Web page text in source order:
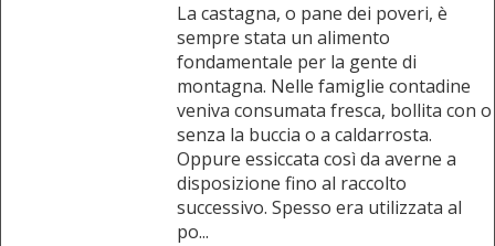
La castagna, o pane dei poveri, è
sempre stata un alimento
fondamentale per la gente di
montagna. Nelle famiglie contadine
veniva consumata fresca, bollita con o
senza la buccia o a caldarrosta.
Oppure essiccata così da averne a
disposizione fino al raccolto
successivo. Spesso era utilizzata al
po...